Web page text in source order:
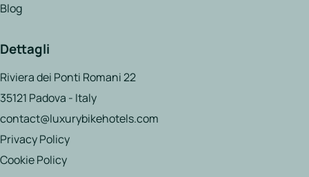
Blog
Dettagli
Riviera dei Ponti Romani 22
35121 Padova - Italy
contact@luxurybikehotels.com
Privacy Policy
Cookie Policy